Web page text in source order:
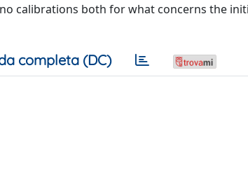
calibrations both for what concerns the
completa (DC)